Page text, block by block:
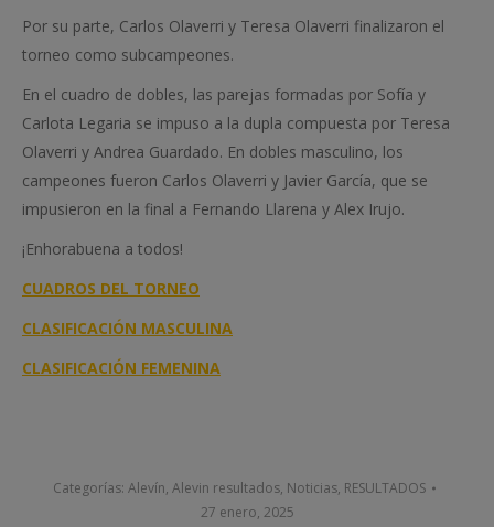
Por su parte, Carlos Olaverri y Teresa Olaverri finalizaron el
torneo como subcampeones.
En el cuadro de dobles, las parejas formadas por Sofía y
Carlota Legaria se impuso a la dupla compuesta por Teresa
Olaverri y Andrea Guardado. En dobles masculino, los
campeones fueron Carlos Olaverri y Javier García, que se
impusieron en la final a Fernando Llarena y Alex Irujo.
¡Enhorabuena a todos!
CUADROS DEL TORNEO
CLASIFICACIÓN MASCULINA
CLASIFICACIÓN FEMENINA
Categorías: Alevín, Alevin resultados, Noticias, RESULTADOS
27 enero, 2025